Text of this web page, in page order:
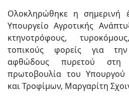
Ολοκληρώθηκε η σημερινή
Υπουργείο Αγροτικής
κτηνοτρόφους,
τοπικούς φορείς για
αφθώδους πυρετού
πρωτοβουλία του Υπουργού
και Τροφίμων, Μαργαρίτη